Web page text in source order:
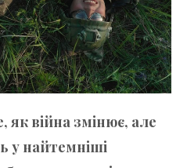
як війна змінює, але
у найтемніші